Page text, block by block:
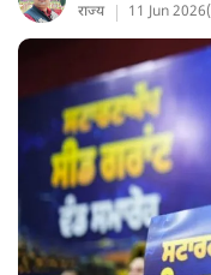
राज्य 11 Jun 2026(